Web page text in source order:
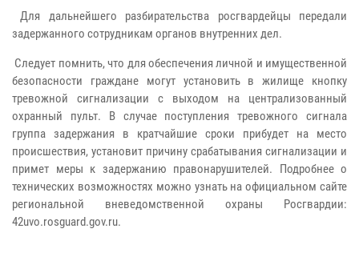
Для дальнейшего разбирательства росгвардейцы передали
задержанного сотрудникам органов внутренних дел.
Следует помнить, что для обеспечения личной и имущественной
безопасности граждане могут установить в жилище кнопку
тревожной сигнализации с выходом на централизованный
охранный пульт. В случае поступления тревожного сигнала
группа задержания в кратчайшие сроки прибудет на место
происшествия, установит причину срабатывания сигнализации и
примет меры к задержанию правонарушителей. Подробнее о
технических возможностях можно узнать на официальном сайте
региональной вневедомственной охраны Росгвардии:
42uvo.rosguard.gov.ru.